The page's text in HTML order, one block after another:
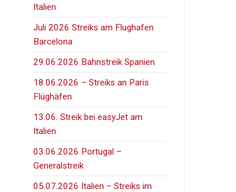
Italien
Juli 2026 Streiks am Flughafen
Barcelona
29.06.2026 Bahnstreik Spanien
18.06.2026 – Streiks an Paris
Flüghäfen
13.06. Streik bei easyJet am
Italien
03.06.2026 Portugal –
Generalstreik
05.07.2026 Italien – Streiks im